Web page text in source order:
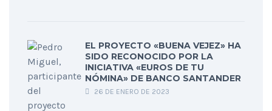
EL PROYECTO «BUENA VEJEZ» HA
SIDO RECONOCIDO POR LA
INICIATIVA «EUROS DE TU
NÓMINA» DE BANCO SANTANDER
26 DE ENERO DE 2023